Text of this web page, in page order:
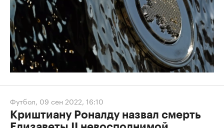
Футбол, 09 сен 2022, 16:10
Криштиану Роналду назвал смерть